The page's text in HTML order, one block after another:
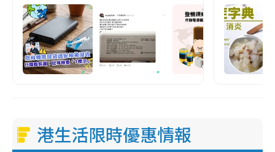
港生活限時優惠情報